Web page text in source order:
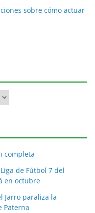
sobre cómo actuar
completa
de Fútbol 7 del
en octubre
Jarro paraliza la
Paterna